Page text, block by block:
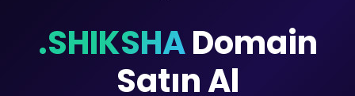
.SHIKSHADomain
Satın Al